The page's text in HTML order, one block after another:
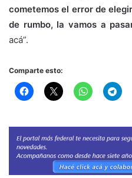
cometemos el error de
de rumbo, la vamos a
acá”.
Comparte esto: